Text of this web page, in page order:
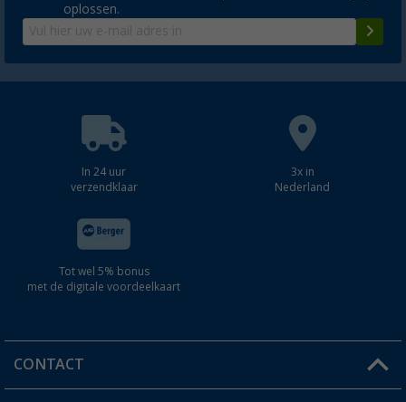
oplossen.
In 24 uur
verzendklaar
3x in
Nederland
Tot wel 5% bonus
met de digitale voordeelkaart
CONTACT